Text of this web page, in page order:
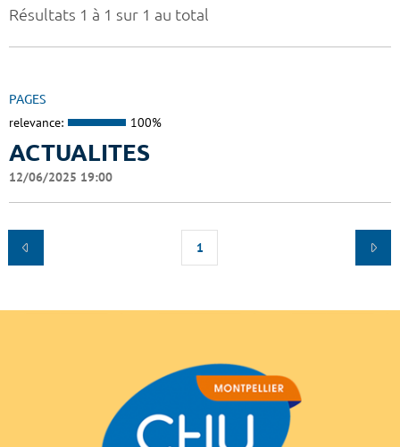
Résultats 1 à 1 sur 1 au total
PAGES
relevance: 100%
ACTUALITES
12/06/2025 19:00
1